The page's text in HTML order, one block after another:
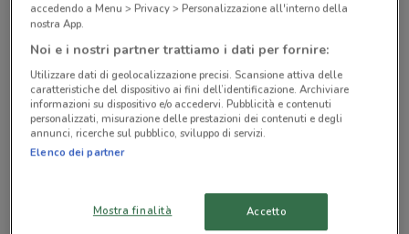
© MapTiler© OpenStreetMap contributors
C.So Aprile Vi, 145 Alcamo
254 m
820 m
accedendo a Menu > Privacy > Personalizzazione all'interno della
nostra App.
Noi e i nostri partner trattiamo i dati per fornire:
Utilizzare dati di geolocalizzazione precisi. Scansione attiva delle
caratteristiche del dispositivo ai fini dell’identificazione. Archiviare
informazioni su dispositivo e/o accedervi. Pubblicità e contenuti
personalizzati, misurazione delle prestazioni dei contenuti e degli
annunci, ricerche sul pubblico, sviluppo di servizi.
Elenco dei partner
Mostra finalità Accetto